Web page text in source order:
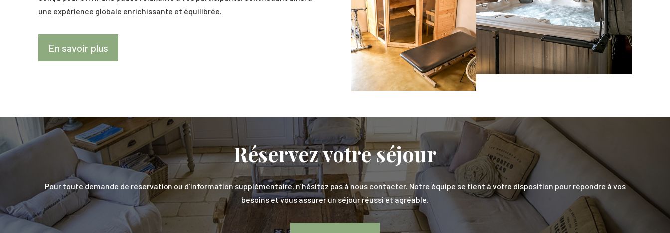
une expérience globale enrichissante et équilibrée.
En savoir plus
Réservez votre séjour
Pour toute demande de réservation ou d’information supplémentaire, n’hésitez pas à nous contacter. Notre équipe se tient à votre disposition pour répondre à vos
besoins et vous assurer un séjour réussi et agréable.